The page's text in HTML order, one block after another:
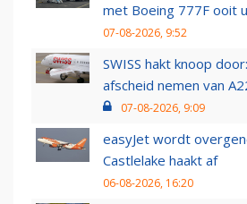
met Boeing 777F ooit
07-08-2026, 9:52
SWISS hakt knoop
afscheid nemen van
07-08-2026, 9:09
easyJet wordt
Castlelake haakt af
06-08-2026, 16:20